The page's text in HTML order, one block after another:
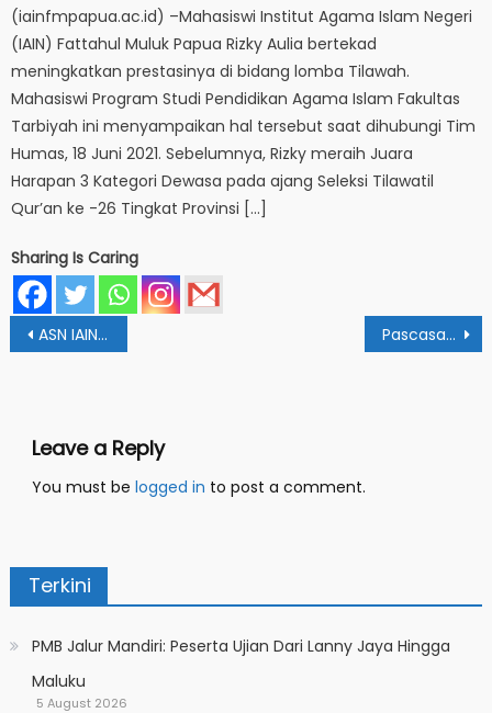
(iainfmpapua.ac.id) –Mahasiswi Institut Agama Islam Negeri
(IAIN) Fattahul Muluk Papua Rizky Aulia bertekad
meningkatkan prestasinya di bidang lomba Tilawah.
Mahasiswi Program Studi Pendidikan Agama Islam Fakultas
Tarbiyah ini menyampaikan hal tersebut saat dihubungi Tim
Humas, 18 Juni 2021. Sebelumnya, Rizky meraih Juara
Harapan 3 Kategori Dewasa pada ajang Seleksi Tilawatil
Qur’an ke -26 Tingkat Provinsi […]
Sharing Is Caring
Post
navigation
ASN IAIN Papua Gelar Penyembelihan Hewan Kurban 1446 H Pascasarjana IAIN Papua Gelar Webinar Deep Learning dan AI
Leave a Reply
You must be logged in to post a comment.
Terkini
PMB Jalur Mandiri: Peserta Ujian Dari Lanny Jaya Hingga
Maluku
5 August 2026